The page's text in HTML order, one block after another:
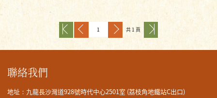
共 1 頁
聯絡我們
地址：九龍長沙灣道928號時代中心2501室 (荔枝角地鐵站C出口)